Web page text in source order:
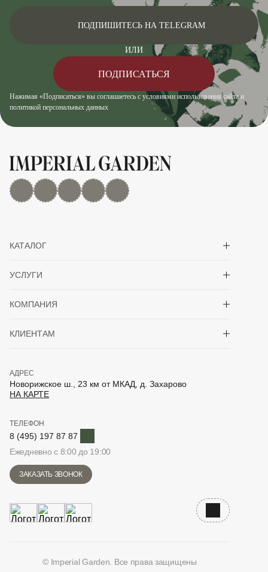
Нажимая «Подписаться» вы соглашаетесь с условиями использования сайта и
политикой персональных данных
ПОДПИШИТЕСЬ НА TELEGRAM
ИЛИ
ПОДПИСАТЬСЯ
MAX Дзен YouTuberutubeTelegram
КАТАЛОГ
УСЛУГИ
КОМПАНИЯ
КЛИЕНТАМ
АДРЕС
Новорижское ш., 23 км от МКАД, д. Захарово
НА КАРТЕ
ТЕЛЕФОН
8 (495) 197 87 87
Ежедневно с 8:00 до 19:00
ЗАКАЗАТЬ ЗВОНОК
Наверх
© Imperial Garden. Все права защищены